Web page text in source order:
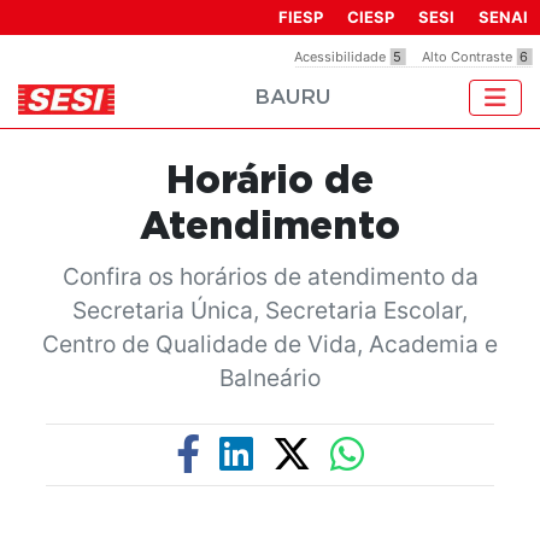
inclui
um
Acessibilidade 5 Alto Contraste 6
FIESP CIESP SESI SENAI
BAURU
Horário de
Atendimento
Confira os horários de atendimento da
Secretaria Única, Secretaria Escolar,
Centro de Qualidade de Vida, Academia e
Balneário